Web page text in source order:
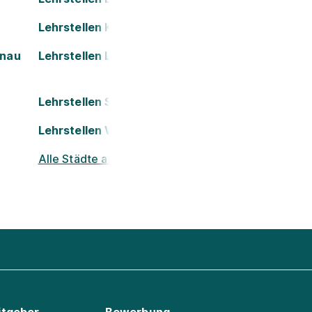
Lehrstellen Kapfenberg
Lehrstellen Leoben
Lehrstellen St. Pölten
Lehrstellen Wels
Alle Städte ansehen